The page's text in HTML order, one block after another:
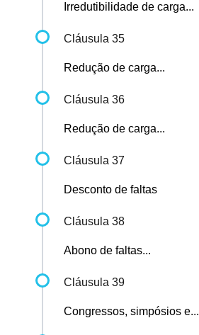
Irredutibilidade de carga...
Cláusula 35
Redução de carga...
Cláusula 36
Redução de carga...
Cláusula 37
Desconto de faltas
Cláusula 38
Abono de faltas...
Cláusula 39
Congressos, simpósios e...